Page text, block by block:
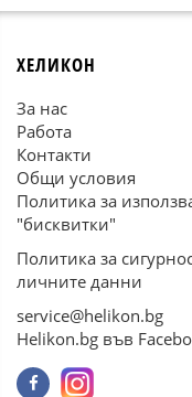
ХЕЛИКОН
За нас
Работа
Контакти
Общи условия
Политика за
"бисквитки"
Политика за
личните данни
service@helikon.bg
Helikon.bg във